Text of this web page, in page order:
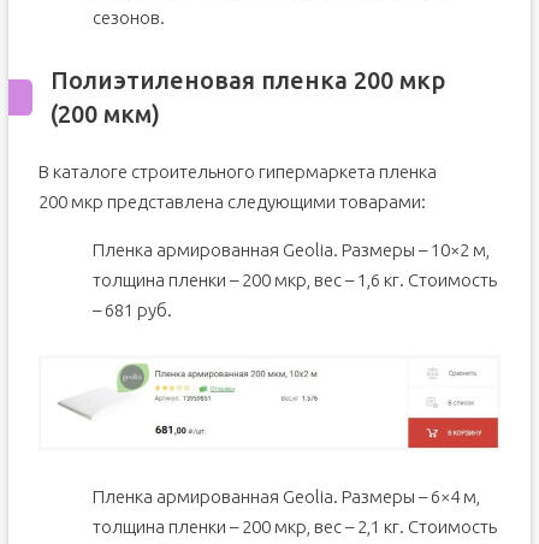
сезонов.
Полиэтиленовая пленка 200 мкр
(200 мкм)
В каталоге строительного гипермаркета пленка
200 мкр представлена следующими товарами:
Пленка армированная Geolia. Размеры – 10×2 м,
толщина пленки – 200 мкр, вес – 1,6 кг. Стоимость
– 681 руб.
Пленка армированная Geolia. Размеры – 6×4 м,
толщина пленки – 200 мкр, вес – 2,1 кг. Стоимость